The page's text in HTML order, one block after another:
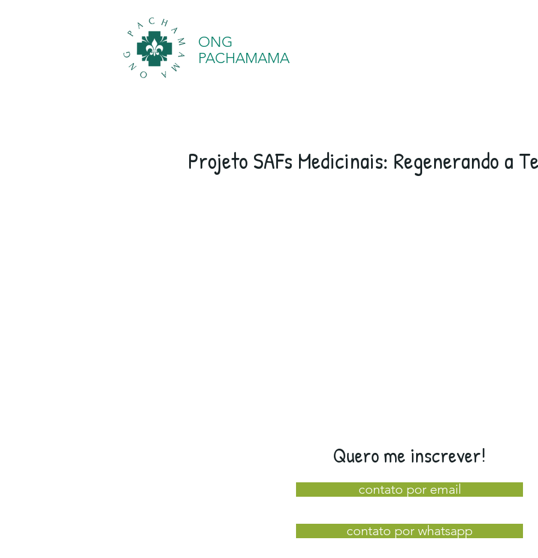
ONG
PACHAMAMA
Projeto SAFs Medicinais: Regenerando a
Quero me inscrever!
contato por email
contato por whatsapp